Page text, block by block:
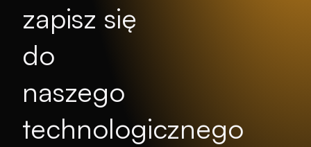
zapisz się
do
naszego
technologicznego